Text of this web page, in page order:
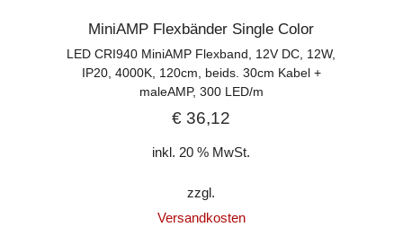
MiniAMP Flexbänder Single Color
LED CRI940 MiniAMP Flexband, 12V DC, 12W,
IP20, 4000K, 120cm, beids. 30cm Kabel +
maleAMP, 300 LED/m
€ 36,12
inkl. 20 % MwSt.
zzgl.
Versandkosten